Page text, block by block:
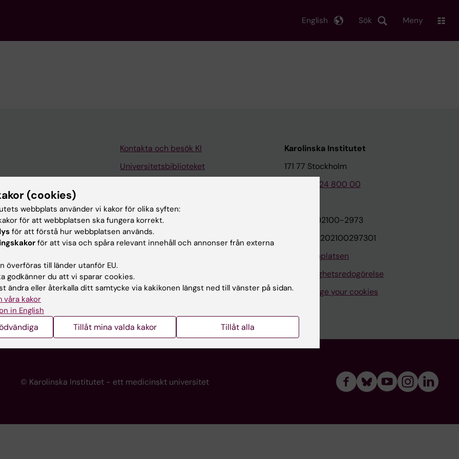
Sök
English Meny
Kontakta och besök KI
Universitetsbiblioteket
Karolinska Institutet Innovation
Kontakta presstjänsten
Karolinska Institutet
171 77 Stockholm
Tel: 08-524 800 00
Org.nr: 202100-2973
VAT.nr: SE202100297301
Om webbplatsen
Tillgänglighetsredogörelse
Manage your cookies
© Karolinska Institutet - ett medicinskt universitet
(cookies)
webbplats använder vi kakor för olika syften:
för att webbplatsen ska fungera korrekt.
för att förstå hur webbplatsen används.
för att visa och spåra relevant innehåll och annonser från externa
överföras till länder utanför EU.
godkänner du att vi sparar cookies.
ändra eller återkalla ditt samtycke via kakikonen längst ned till vänster på sidan.
våra kakor
in English
Tillåt mina valda kakor Tillåt alla